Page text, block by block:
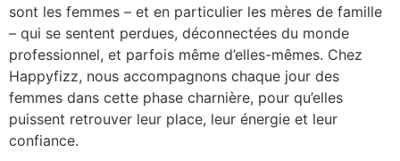
sont les femmes – et en particulier les mères de famille
– qui se sentent perdues, déconnectées du monde
professionnel, et parfois même d’elles-mêmes. Chez
Happyfizz, nous accompagnons chaque jour des
femmes dans cette phase charnière, pour qu’elles
puissent retrouver leur place, leur énergie et leur
confiance.